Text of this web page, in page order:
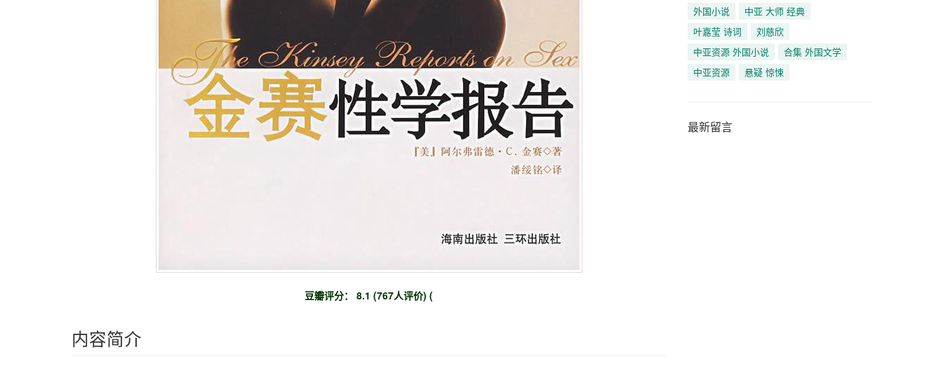
豆瓣评分： 8.1 (767人评价) (
内容简介
外国小说
中亚 大师 经典
叶嘉莹 诗词
刘慈欣
中亚资源 外国小说
合集 外国文学
中亚资源
悬疑 惊悚
最新留言